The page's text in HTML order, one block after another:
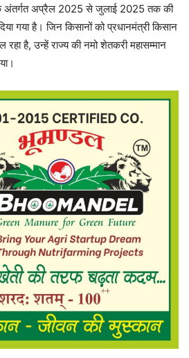
अंतर्गत अप्रैल 2025 से जुलाई 2025 तक की
गया है। जिन किसानों को प्रधानमंत्री किसान
रहा है, उन्हें राज्य की नमो शेतकरी महासम्मान